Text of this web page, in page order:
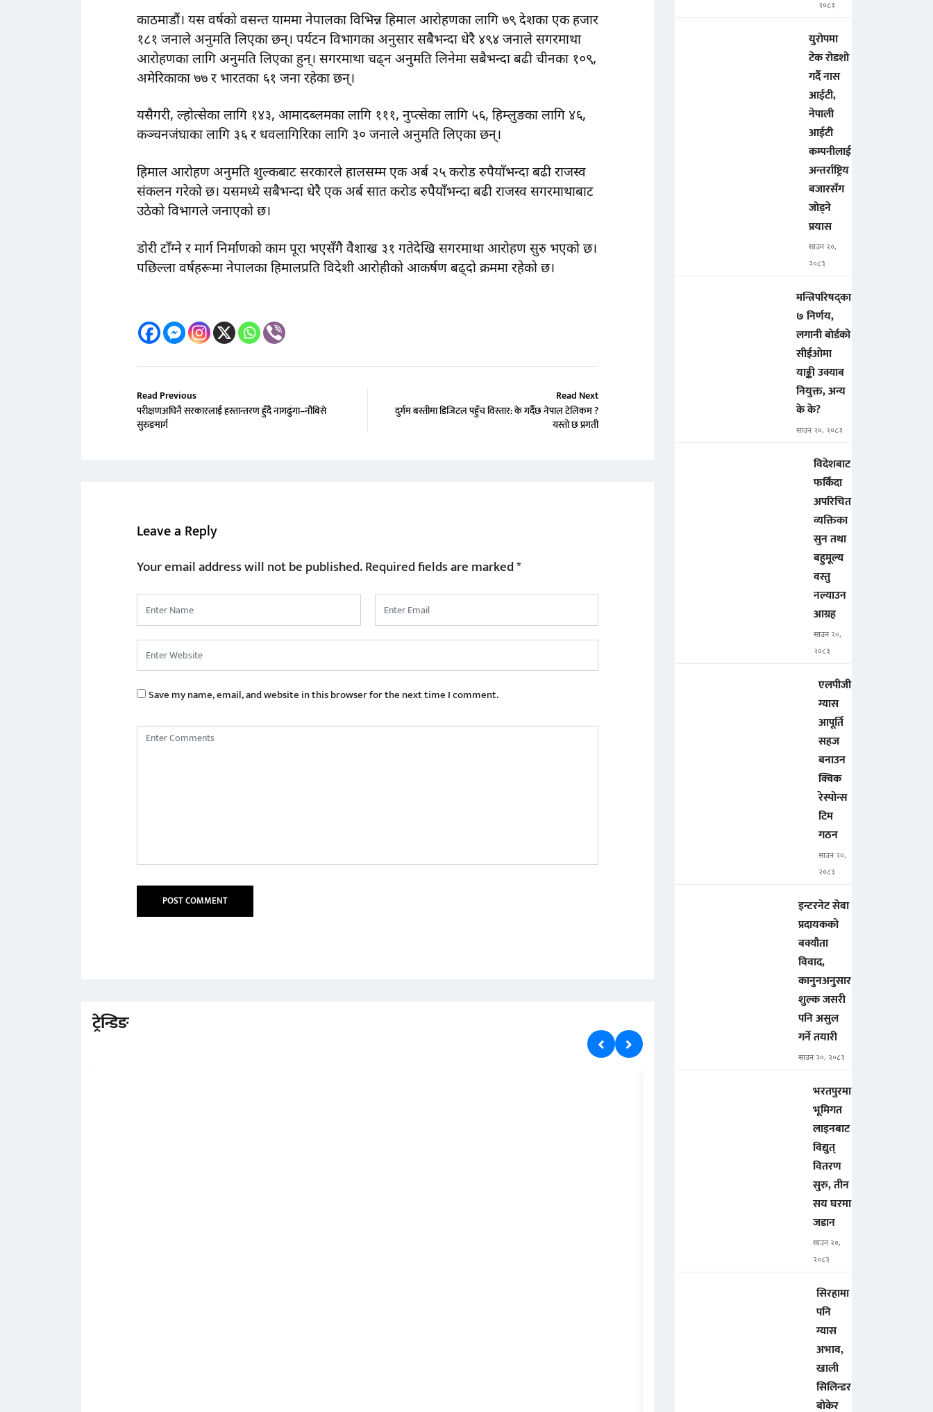
काठमाडौं। यस वर्षको वसन्त याममा नेपालका विभिन्न हिमाल आरोहणका लागि ७९ देशका एक हजार
१८१ जनाले अनुमति लिएका छन्। पर्यटन विभागका अनुसार सबैभन्दा धेरै ४९४ जनाले सगरमाथा
आरोहणका लागि अनुमति लिएका हुन्। सगरमाथा चढ्न अनुमति लिनेमा सबैभन्दा बढी चीनका १०९,
अमेरिकाका ७७ र भारतका ६१ जना रहेका छन्।
यसैगरी, ल्होत्सेका लागि १४३, आमादब्लमका लागि १११, नुप्त्सेका लागि ५६, हिम्लुङका लागि ४६,
कञ्चनजंघाका लागि ३६ र धवलागिरिका लागि ३० जनाले अनुमति लिएका छन्।
हिमाल आरोहण अनुमति शुल्कबाट सरकारले हालसम्म एक अर्ब २५ करोड रुपैयाँभन्दा बढी राजस्व
संकलन गरेको छ। यसमध्ये सबैभन्दा धेरै एक अर्ब सात करोड रुपैयाँभन्दा बढी राजस्व सगरमाथाबाट
उठेको विभागले जनाएको छ।
डोरी टाँग्ने र मार्ग निर्माणको काम पूरा भएसँगै वैशाख ३१ गतेदेखि सगरमाथा आरोहण सुरु भएको छ।
पछिल्ला वर्षहरूमा नेपालका हिमालप्रति विदेशी आरोहीको आकर्षण बढ्दो क्रममा रहेको छ।
Read Previous
परीक्षणअघिनै सरकारलाई हस्तान्तरण हुँदै नागढुंगा–नौबिसे
सुरुङमार्ग
Read Next
दुर्गम बस्तीमा डिजिटल पहुँच विस्तार: के गर्दैछ नेपाल टेलिकम ?
यस्तो छ प्रगती
Leave a Reply
Your email address will not be published.Required fields are marked*
Save my name, email, and website in this browser for the next time I comment.
ट्रेन्डिङ
२०८३
युरोपमा
टेक रोडशो
गर्दै नास
आईटी,
नेपाली
आईटी
कम्पनीलाई
अन्तर्राष्ट्रिय
बजारसँग
जोड्ने
प्रयास
साउन २०,
२०८३
मन्त्रिपरिषद्का
७ निर्णय,
लगानी बोर्डको
सीईओमा
याङ्की उक्याब
नियुक्त, अन्य
के के?
साउन २०, २०८३
विदेशबाट
फर्किंदा
अपरिचित
व्यक्तिका
सुन तथा
बहुमूल्य
वस्तु
नल्याउन
आग्रह
साउन २०,
२०८३
एलपीजी
ग्यास
आपूर्ति
सहज
बनाउन
क्विक
रेस्पोन्स
टिम
गठन
साउन २०,
२०८३
इन्टरनेट सेवा
प्रदायकको
बक्यौता
विवाद,
कानुनअनुसार
शुल्क जसरी
पनि असुल
गर्ने तयारी
साउन २०, २०८३
भरतपुरमा
भूमिगत
लाइनबाट
विद्युत्
वितरण
सुरु, तीन
सय घरमा
जडान
साउन २०,
२०८३
सिरहामा
पनि
ग्यास
अभाव,
खाली
सिलिन्डर
बोकेर